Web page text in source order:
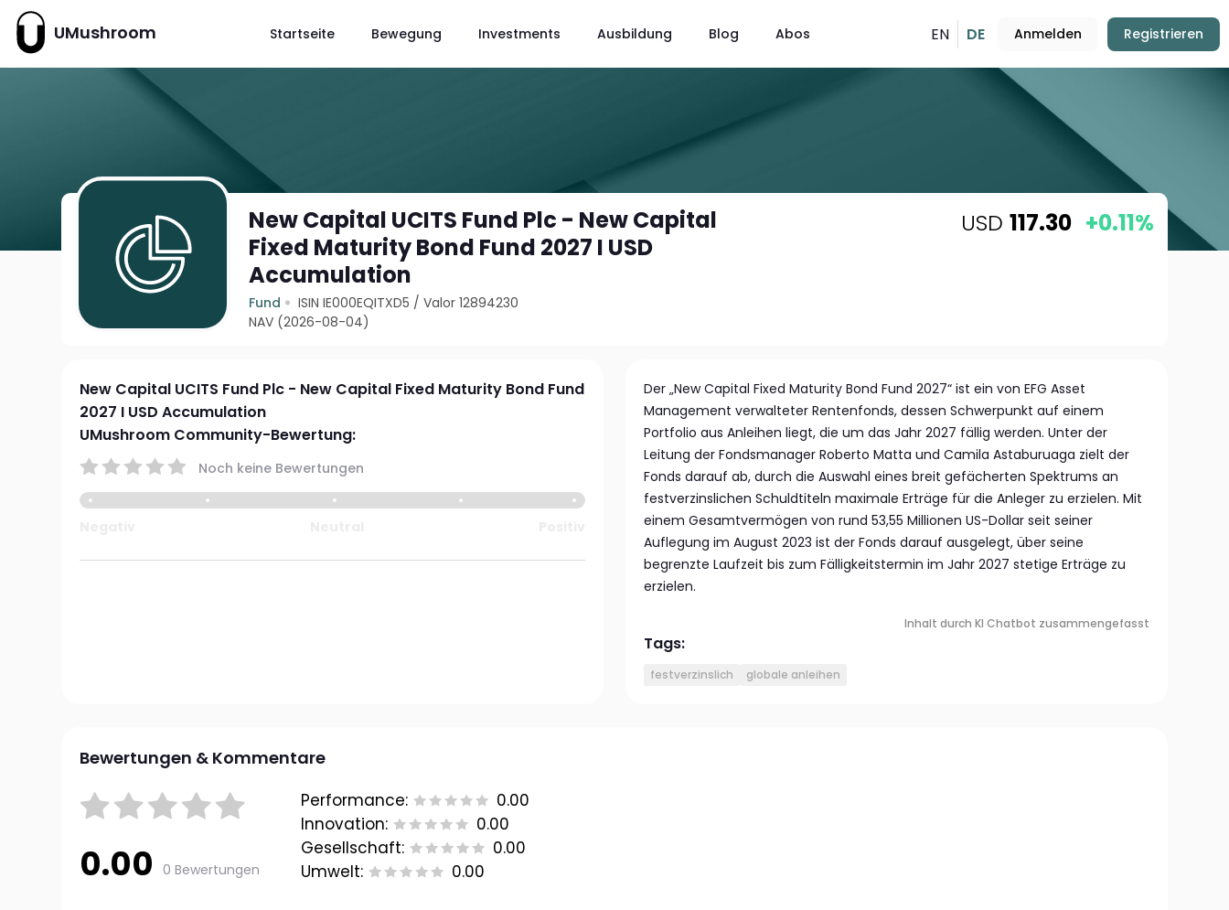
UMushroom Startseite Bewegung Investments Ausbildung Blog Abos EN DE Anmelden Registrieren
New Capital UCITS Fund Plc - New Capital
Fixed Maturity Bond Fund 2027 I USD
Accumulation
Fund ISIN IE000EQITXD5 /Valor 12894230
NAV (2026-08-04)
USD 117.30 +0.11%
New Capital UCITS Fund Plc - New Capital Fixed Maturity Bond Fund
2027 I USD Accumulation
UMushroom Community-Bewertung:
Noch keine Bewertungen
Der „New Capital Fixed Maturity Bond Fund 2027“ ist ein von EFG Asset
Management verwalteter Rentenfonds, dessen Schwerpunkt auf einem
Portfolio aus Anleihen liegt, die um das Jahr 2027 fällig werden. Unter der
Leitung der Fondsmanager Roberto Matta und Camila Astaburuaga zielt der
Fonds darauf ab, durch die Auswahl eines breit gefächerten Spektrums an
festverzinslichen Schuldtiteln maximale Erträge für die Anleger zu erzielen. Mit
einem Gesamtvermögen von rund 53,55 Millionen US-Dollar seit seiner
Auflegung im August 2023 ist der Fonds darauf ausgelegt, über seine
begrenzte Laufzeit bis zum Fälligkeitstermin im Jahr 2027 stetige Erträge zu
erzielen.
Inhalt durch KI Chatbot zusammengefasst
Tags:
festverzinslich globale anleihen
Bewertungen & Kommentare
0.00 0 Bewertungen
Performance:
0.00
Innovation:
0.00
Gesellschaft:
0.00
Umwelt:
0.00